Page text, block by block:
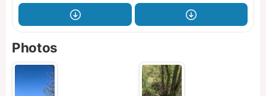
Photos